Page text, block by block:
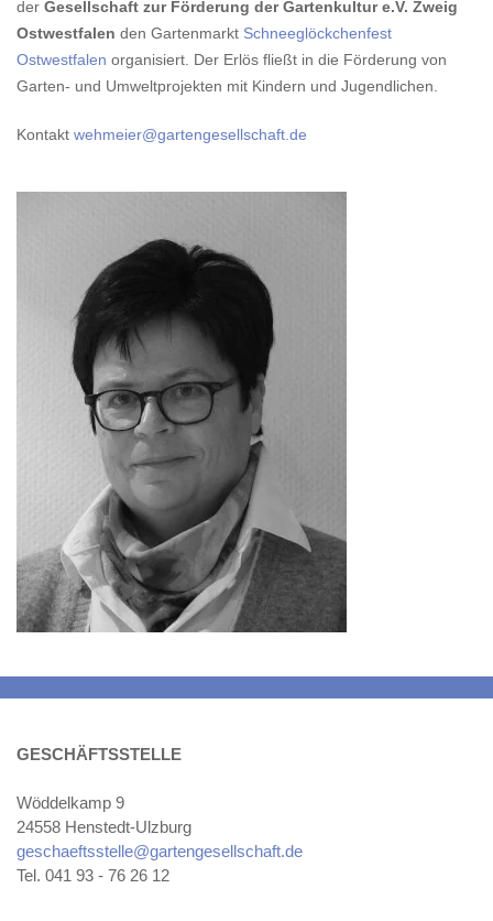
der Gesellschaft zur Förderung der Gartenkultur e.V. Zweig
Ostwestfalen den Gartenmarkt Schneeglöckchenfest
Ostwestfalen organisiert. Der Erlös fließt in die Förderung von
Garten- und Umweltprojekten mit Kindern und Jugendlichen.
Kontakt wehmeier@gartengesellschaft.de
GESCHÄFTSSTELLE
Wöddelkamp 9
24558 Henstedt-Ulzburg
geschaeftsstelle@gartengesellschaft.de
Tel. 041 93 - 76 26 12